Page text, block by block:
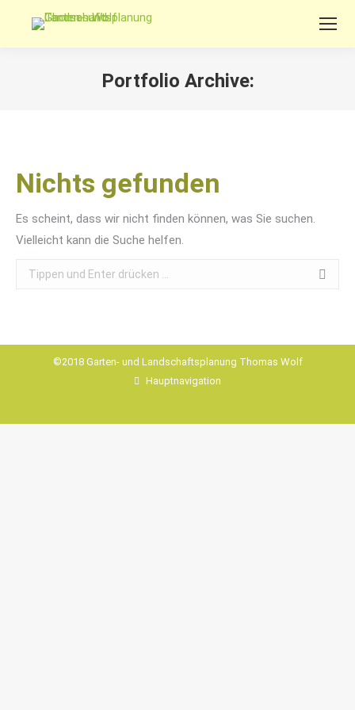
Portfolio Archive:
Nichts gefunden
Es scheint, dass wir nicht finden können, was Sie suchen.
Vielleicht kann die Suche helfen.
Search:
©2018 Garten- und Landschaftsplanung Thomas Wolf
Hauptnavigation